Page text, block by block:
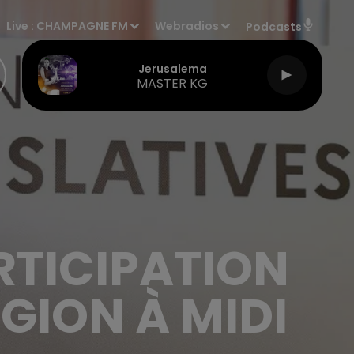
Live : CHAMPAGNE FM Webradios Podcasts
Jerusalema
MASTER KG
À MIDI